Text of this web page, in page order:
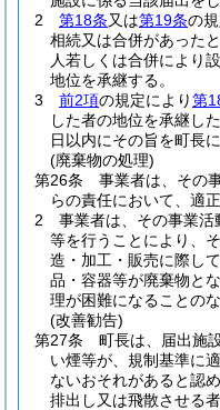
2
第18条又は第19条の
相続又は合併があった
人若しくは合併により
地位を承継する。
3
前2項の規定により第
した者の地位を承継し
日以内にその旨を町長
(廃棄物の処理)
第26条
事業者は、その
らの責任において、適
2
事業者は、その事業活
等を行うことにより、
造・加工・販売に際し
品・容器等が廃棄物と
理が困難になることの
(改善勧告)
第27条
町長は、届出施
い煙等が、規制基準に
ないおそれがあると認
排出し又は飛散させる